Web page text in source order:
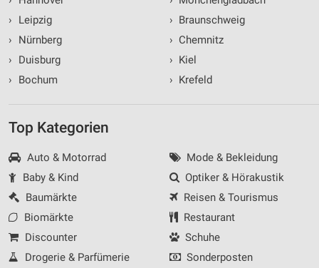
›
Leipzig
›
Nürnberg
›
Duisburg
›
Bochum
› Braunschweig
› Chemnitz
› Kiel
› Krefeld
Top Kategorien
Auto & Motorrad
Baby & Kind
Baumärkte
Biomärkte
Discounter
Drogerie & Parfümerie
Mode & Bekleidung
Optiker & Hörakustik
Reisen & Tourismus
Restaurant
Schuhe
Sonderposten